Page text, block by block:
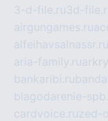
3-d-file.ru3d-
airgungames.ru
alfeihavsalnassr.ru
aria-family.ru
bankaribi.ru
blagodarenie-
cardvoice.ruzed-